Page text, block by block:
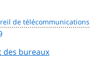
des bureaux